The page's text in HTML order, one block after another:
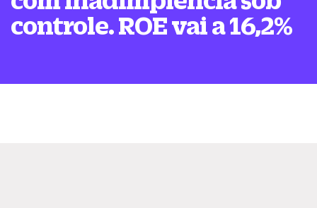
controle. ROE vai a 16,2%